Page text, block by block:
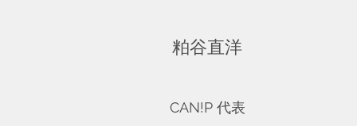
粕谷直洋
CAN!P 代表